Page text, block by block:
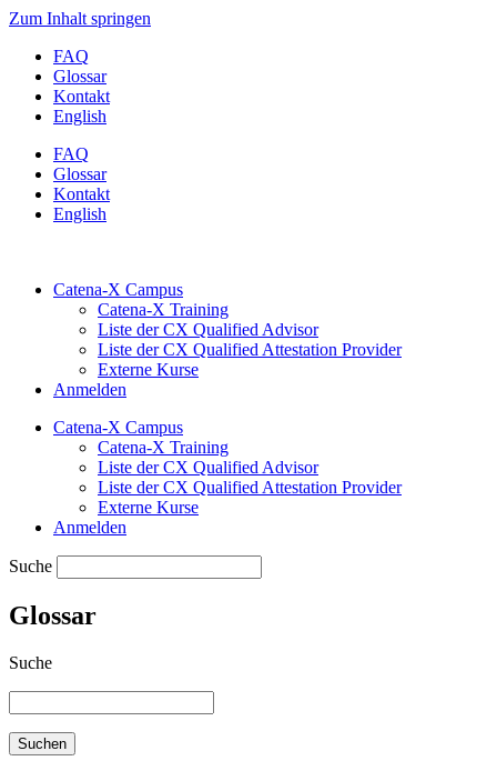
Zum Inhalt springen
FAQ
Glossar
Kontakt
English
FAQ
Glossar
Kontakt
English
Catena-X Campus
Catena-X Training
Liste der CX Qualified Advisor
Liste der CX Qualified Attestation Provider
Externe Kurse
Anmelden
Catena-X Campus
Catena-X Training
Liste der CX Qualified Advisor
Liste der CX Qualified Attestation Provider
Externe Kurse
Anmelden
Suche
Glossar
Suche